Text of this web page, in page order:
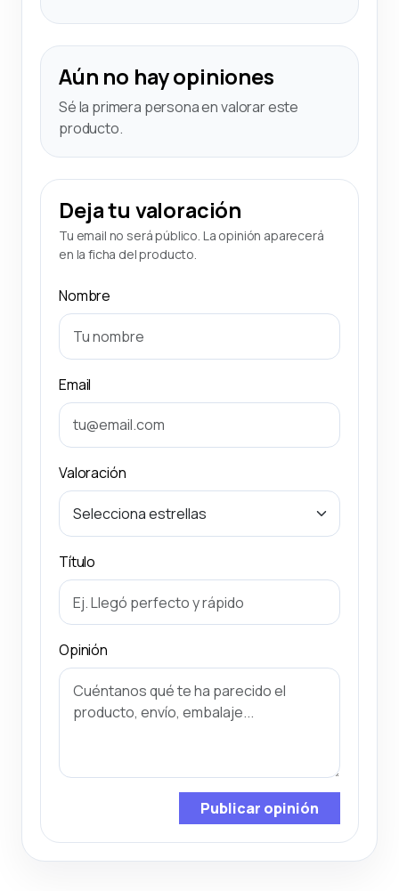
Aún no hay opiniones
Sé la primera persona en valorar este
producto.
Deja tu valoración
Tu email no será público. La opinión aparecerá
en la ficha del producto.
Nombre
Email
Valoración
Título
Opinión
Publicar opinión